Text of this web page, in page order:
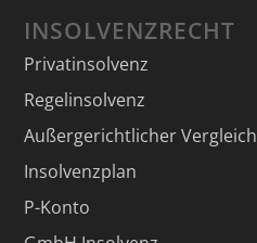
INSOLVENZRECHT
Privatinsolvenz
Regelinsolvenz
Außergerichtlicher Vergleich
Insolvenzplan
P-Konto